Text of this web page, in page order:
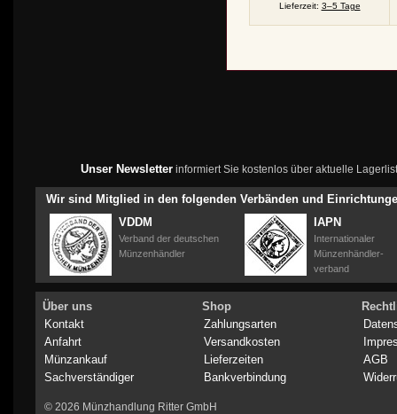
Lieferzeit: 3–5 Tage
Unser Newsletterinformiert Sie kostenlos über aktuelle
Wir sind Mitglied in den folgenden Verbänden und
VDDM
Verband der deutschen
Münzenhändler
IAPN
Internationaler
Münzenhändler-
verband
Über uns
Kontakt
Anfahrt
Münzankauf
Sachverständiger
Shop
Zahlungsarten
Versandkosten
Lieferzeiten
Bankverbindung
AGB
© 2026 Münzhandlung Ritter GmbH